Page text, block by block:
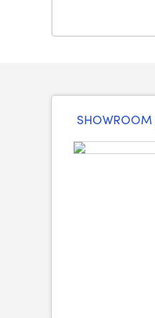
SHOWROOM